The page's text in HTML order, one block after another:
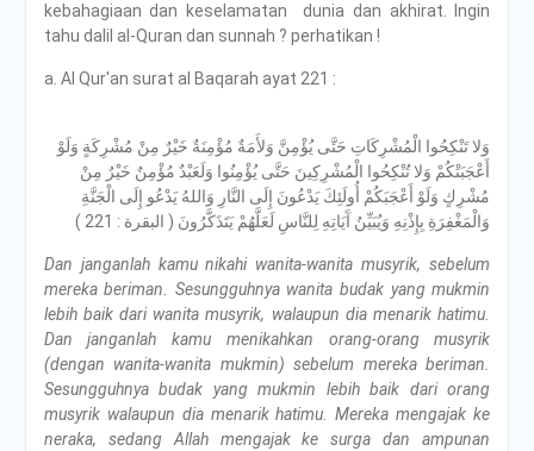
kebahagiaan dan keselamatan dunia dan akhirat. Ingin
tahu dalil al-Quran dan sunnah ? perhatikan !
a. Al Qur'an surat al Baqarah ayat 221 :
وَلا تَنْكِحُوا الْمُشْرِكَاتِ حَتَّى يُؤْمِنَّ وَلأَمَةٌ مُؤْمِنَةٌ خَيْرٌ مِنْ مُشْرِكَةٍ وَلَوْ
أَعْجَبَتْكُمْ وَلا تُنْكِحُوا الْمُشْرِكِينَ حَتَّى يُؤْمِنُوا وَلَعَبْدٌ مُؤْمِنٌ خَيْرٌ مِنْ
مُشْرِكٍ وَلَوْ أَعْجَبَكُمْ أُولَئِكَ يَدْعُونَ إِلَى النَّارِ وَاللهُ يَدْعُو إِلَى الْجَنَّةِ
وَالْمَغْفِرَةِ بِإِذْنِهِ وَيُبَيِّنُ آَيَاتِهِ لِلنَّاسِ لَعَلَّهُمْ يَتَذَكَّرُونَ ( البقرة : 221 )
Dan janganlah kamu nikahi wanita-wanita musyrik, sebelum
mereka beriman. Sesungguhnya wanita budak yang mukmin
lebih baik dari wanita musyrik, walaupun dia menarik hatimu.
Dan janganlah kamu menikahkan orang-orang musyrik
(dengan wanita-wanita mukmin) sebelum mereka beriman.
Sesungguhnya budak yang mukmin lebih baik dari orang
musyrik walaupun dia menarik hatimu. Mereka mengajak ke
neraka, sedang Allah mengajak ke surga dan ampunan